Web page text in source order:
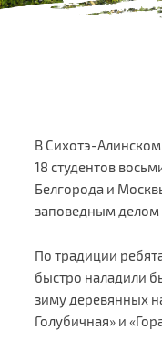
В Сихотэ-Алинском
18 студентов
Белгорода и
заповедным делом
По традиции
быстро наладили
зиму деревянных
Голубичная» и